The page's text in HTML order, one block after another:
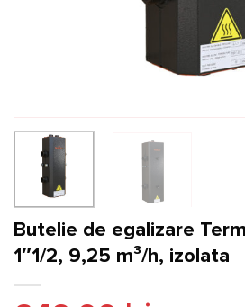
Butelie de egalizare
1″1/2, 9,25 m³/h, izolata